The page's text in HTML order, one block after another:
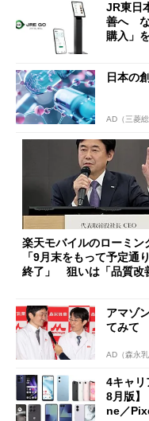
JR東日
善へ な
購入」
日本の
AD（三菱総
楽天モバイルのローミン
「9月末をもって予定通
終了」 狙いは「品質改
も
アマゾ
てみて
AD（森永乳
4キャリ
8月版】
ne／